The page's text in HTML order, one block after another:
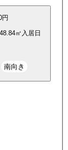
円
48.84㎡ 入居日
南向き